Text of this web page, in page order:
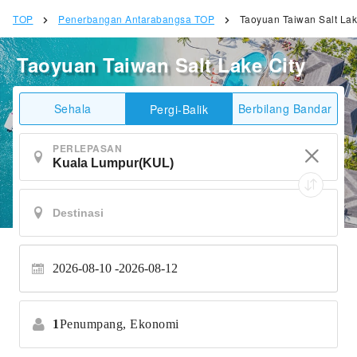
TOP Penerbangan Antarabangsa TOP Taoyuan Taiwan Salt
Taoyuan Taiwan Salt Lake City
Sehala Pergi-Balik Berbilang Bandar
PERLEPASAN
2026-08-10 2026-08-12
1Penumpang, Ekonomi